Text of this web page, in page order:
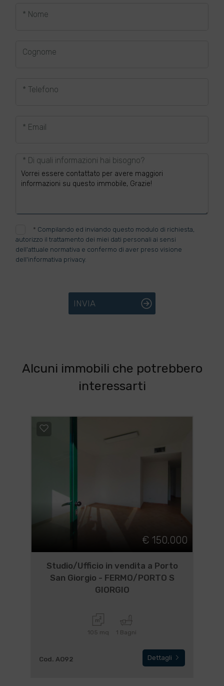
* Nome
Cognome
* Telefono
* Email
* Di quali informazioni hai bisogno?
* Compilando ed inviando questo modulo di richiesta,
autorizzo il trattamento dei miei dati personali ai sensi
dell'attuale normativa e confermo di aver preso visione
dell'informativa privacy.
INVIA
Alcuni immobili che potrebbero
interessarti
€ 150.000
Studio/Ufficio in vendita a Porto
San Giorgio - FERMO/PORTO S
GIORGIO
105 mq 1 Bagni
Cod. AO92 Dettagli